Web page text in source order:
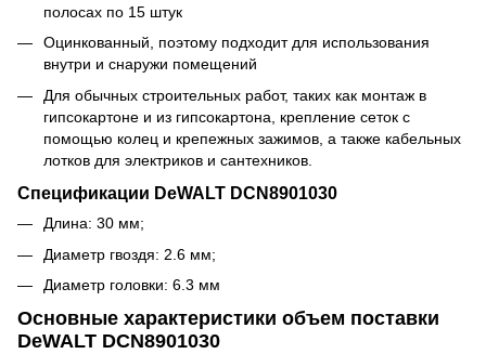
полосах по 15 штук
Оцинкованный, поэтому подходит для использования
внутри и снаружи помещений
Для обычных строительных работ, таких как монтаж в
гипсокартоне и из гипсокартона, крепление сеток с
помощью колец и крепежных зажимов, а также кабельных
лотков для электриков и сантехников.
Спецификации DeWALT DCN8901030
Длина: 30 мм;
Диаметр гвоздя: 2.6 мм;
Диаметр головки: 6.3 мм
Основные характеристики объем поставки
DeWALT DCN8901030